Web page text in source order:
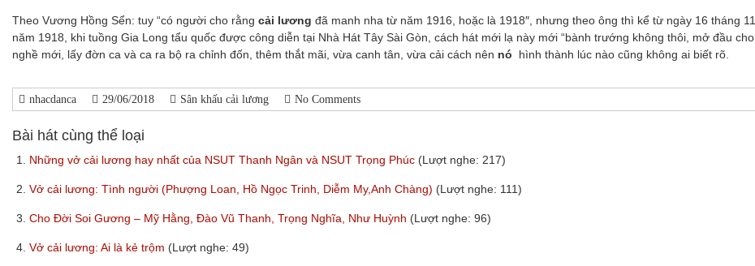
Theo Vương Hồng Sển: tuy “có người cho rằng cải lương đã manh nha từ năm 1916, hoặc là 1918″, nhưng theo ông thì kể từ ngày 16 tháng 11
năm 1918, khi tuồng Gia Long tẩu quốc được công diễn tại Nhà Hát Tây Sài Gòn, cách hát mới lạ này mới “bành trướng không thôi, mở đầu cho
nghề mới, lấy đờn ca và ca ra bộ ra chỉnh đốn, thêm thắt mãi, vừa canh tân, vừa cải cách nên nó hình thành lúc nào cũng không ai biết rõ.
nhacdanca 29/06/2018 Sân khấu cải lương No Comments
Bài hát cùng thể loại
1. Những vở cải lương hay nhất của NSUT Thanh Ngân và NSUT Trọng Phúc (Lượt nghe: 217)
2. Vở cải lương: Tình người (Phượng Loan, Hồ Ngọc Trinh, Diễm My,Anh Chàng) (Lượt nghe: 111)
3. Cho Đời Soi Gương – Mỹ Hằng, Đào Vũ Thanh, Trọng Nghĩa, Như Huỳnh (Lượt nghe: 96)
4. Vở cải lương: Ai là kẻ trộm (Lượt nghe: 49)